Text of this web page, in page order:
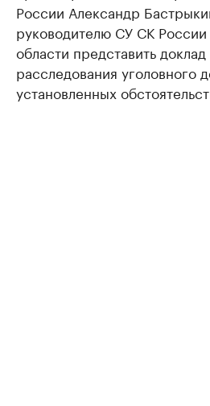
России Александр
руководителю СУ СК России
области представить
расследования уголовного
установленных